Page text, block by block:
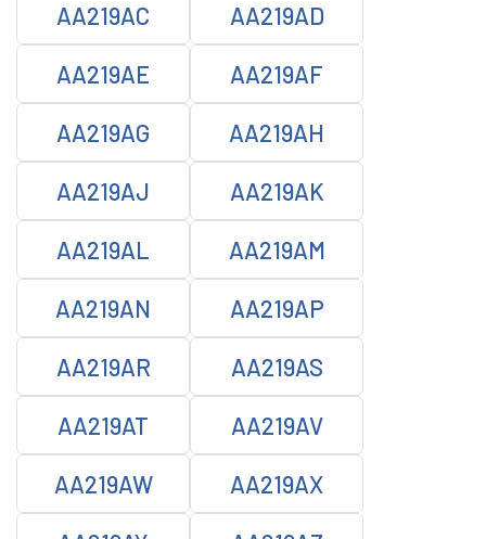
AA219AC AA219AD
AA219AE AA219AF
AA219AG AA219AH
AA219AJ AA219AK
AA219AL AA219AM
AA219AN AA219AP
AA219AR AA219AS
AA219AT AA219AV
AA219AW AA219AX